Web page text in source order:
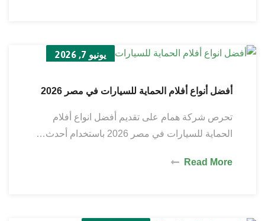
يونيو 7, 2026
أفضل أنواع أفلام الحماية للسيارات في مصر 2026
تحرص شركة همام على تقديم أفضل انواع أفلام
الحماية للسيارات في مصر 2026 باستخدام أحدث…
Read More